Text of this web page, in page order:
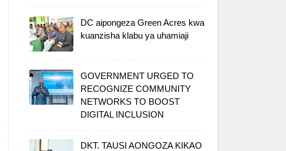
DC aipongeza Green Acres kwa
kuanzisha klabu ya uhamiaji
GOVERNMENT URGED TO
RECOGNIZE COMMUNITY
NETWORKS TO BOOST
DIGITAL INCLUSION
DKT. TAUSI AONGOZA KIKAO